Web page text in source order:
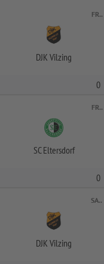
FR..
DJK Vilzing
0
FR..
SC Eltersdorf
0
SA..
DJK Vilzing